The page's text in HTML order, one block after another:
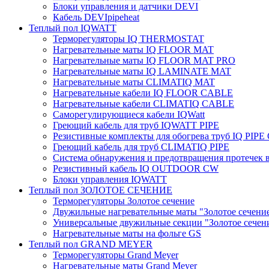
Блоки управления и датчики DEVI
Кабель DEVIpipeheat
Теплый пол IQWATT
Терморегуляторы IQ THERMOSTAT
Нагревательные маты IQ FLOOR MAT
Нагревательные маты IQ FLOOR MAT PRO
Нагревательные маты IQ LAMINATE MAT
Нагревательные маты CLIMATIQ MAT
Нагревательные кабели IQ FLOOR CABLE
Нагревательные кабели CLIMATIQ CABLE
Саморегулирующиеся кабели IQWatt
Греющий кабель для труб IQWATT PIPE
Резистивные комплекты для обогрева труб IQ PIPE
Греющий кабель для труб CLIMATIQ PIPE
Система обнаружения и предотвращения протечек
Резистивный кабель IQ OUTDOOR CW
Блоки управления IQWATT
Теплый пол ЗОЛОТОЕ СЕЧЕНИЕ
Терморегуляторы Золотое сечение
Двужильные нагревательные маты "Золотое
Универсальные двужильные секции "Золотое
Нагревательные маты на фольге GS
Теплый пол GRAND MEYER
Терморегуляторы Grand Meyer
Нагревательные маты Grand Meyer